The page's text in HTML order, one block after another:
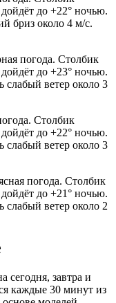
до +22° ночью.
бриз около 4 м/с.
погода. Столбик
до +23° ночью.
слабый ветер около 3
Столбик
до +22° ночью.
слабый ветер около 3
погода. Столбик
до +21° ночью.
ветер около 2
сегодня, завтра и
каждые 30 минут из